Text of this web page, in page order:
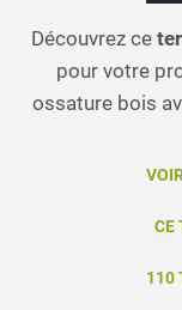
Découvrez ce
pour votre
ossature bois
CE
110